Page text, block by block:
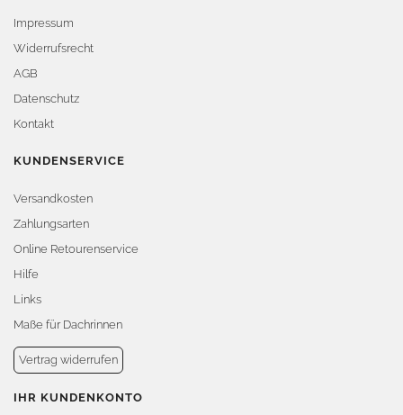
Impressum
Widerrufsrecht
AGB
Datenschutz
Kontakt
KUNDENSERVICE
Versandkosten
Zahlungsarten
Online Retourenservice
Hilfe
Links
Maße für Dachrinnen
Vertrag widerrufen
IHR KUNDENKONTO